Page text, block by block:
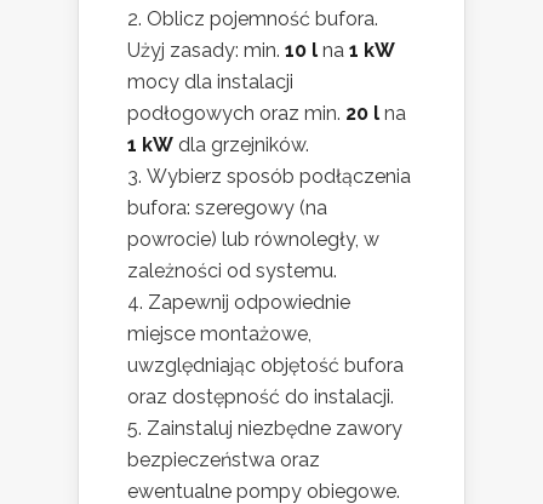
Oblicz pojemność bufora.
Użyj zasady: min. 10 l na 1 kW
mocy dla instalacji
podłogowych oraz min. 20 l na
1 kW dla grzejników.
Wybierz sposób podłączenia
bufora: szeregowy (na
powrocie) lub równoległy, w
zależności od systemu.
Zapewnij odpowiednie
miejsce montażowe,
uwzględniając objętość bufora
oraz dostępność do instalacji.
Zainstaluj niezbędne zawory
bezpieczeństwa oraz
ewentualne pompy obiegowe.